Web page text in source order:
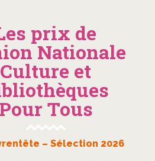
prix de
Nationale
Culture et
Pour Tous
– Sélection 2026